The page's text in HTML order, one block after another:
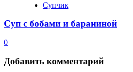
Супчик
Суп с бобами и бараниной
0
Добавить комментарий